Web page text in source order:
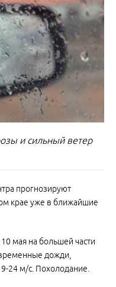
и сильный ветер
прогнозируют
крае уже в ближайшие
10 мая на большей части
дожди,
24 м/с. Похолодание.